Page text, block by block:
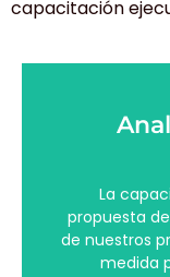
capacitación
La
propuesta
de nuestros
medida
La
propuesta
de nuestros
fortalecer